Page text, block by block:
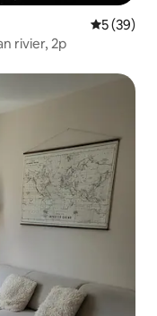
5 (39)
rivier, 2p